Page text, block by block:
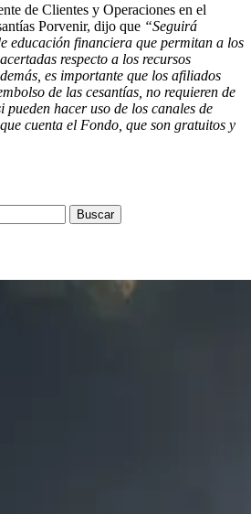
de Clientes y Operaciones en el
Porvenir, dijo que “Seguirá
educación financiera que permitan a los
respecto a los recursos
es importante que los afiliados
de las cesantías, no requieren de
pueden hacer uso de los canales de
cuenta el Fondo, que son gratuitos y